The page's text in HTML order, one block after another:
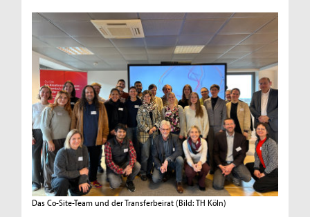
Das Co-Site-Team und der Transferbeirat (Bild: TH Köln)